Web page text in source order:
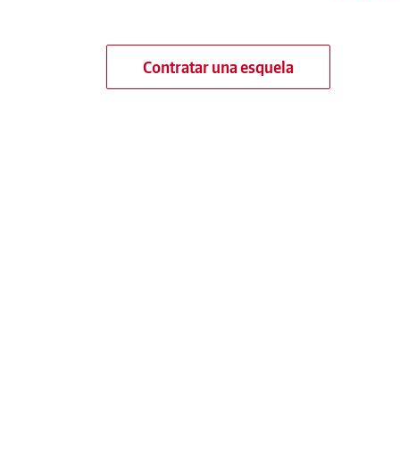
Contratar una esquela